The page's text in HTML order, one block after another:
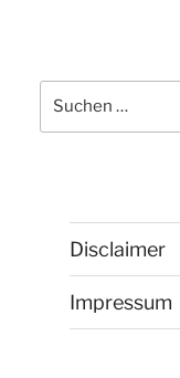
Suchen
nach:
Disclaimer
Impressum